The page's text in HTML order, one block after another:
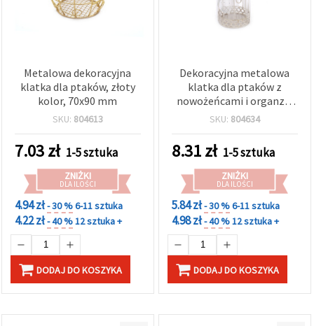
Metalowa dekoracyjna
klatka dla ptaków, złoty
kolor, 70x90 mm
SKU: 804613
7.03zł 1-5 sztuka
ZNIŻKI
DLA ILOŚCI
4.94 zł- 30 %6-11 sztuka
4.22 zł- 40 %12 sztuka +
DODAJ DO KOSZYKA
Dekoracyjna metalowa
klatka dla ptaków z
nowożeńcami i organzą,
srebrna, 55×97 mm
SKU: 804634
8.31zł 1-5 sztuka
ZNIŻKI
DLA ILOŚCI
5.84 zł- 30 %6-11 sztuka
4.98 zł- 40 %12 sztuka +
DODAJ DO KOSZYKA